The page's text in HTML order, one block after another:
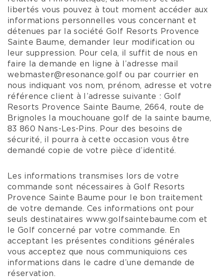
libertés vous pouvez à tout moment accéder aux
informations personnelles vous concernant et
détenues par la société Golf Resorts Provence
Sainte Baume, demander leur modification ou
leur suppression. Pour cela, il suffit de nous en
faire la demande en ligne à l’adresse mail
webmaster@resonance.golf ou par courrier en
nous indiquant vos nom, prénom, adresse et votre
référence client à l’adresse suivante : Golf
Resorts Provence Sainte Baume, 2664, route de
Brignoles la mouchouane golf de la sainte baume,
83 860 Nans-Les-Pins. Pour des besoins de
sécurité, il pourra à cette occasion vous être
demandé copie de votre pièce d’identité.
Les informations transmises lors de votre
commande sont nécessaires à Golf Resorts
Provence Sainte Baume pour le bon traitement
de votre demande. Ces informations ont pour
seuls destinataires www.golfsaintebaume.com et
le Golf concerné par votre commande. En
acceptant les présentes conditions générales
vous acceptez que nous communiquions ces
informations dans le cadre d’une demande de
réservation.